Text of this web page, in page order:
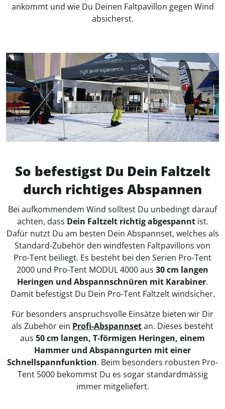
ankommt und wie Du Deinen Faltpavillon gegen Wind
absicherst.
So befestigst Du Dein Faltzelt
durch richtiges Abspannen
Bei aufkommendem Wind solltest Du unbedingt darauf
achten, dass Dein Faltzelt richtig abgespanntist.
Dafür nutzt Du am besten Dein Abspannset, welches als
Standard-Zubehör den windfesten Faltpavillons von
Pro-Tent beiliegt. Es besteht bei den Serien Pro-Tent
2000 und Pro-Tent MODUL 4000 aus 30 cm langen
Heringen und Abspannschnüren mit Karabiner.
Damit befestigst Du Dein Pro-Tent Faltzelt windsicher.
Für besonders anspruchsvolle Einsätze bieten wir Dir
als Zubehör ein Profi-Abspannsetan. Dieses besteht
aus 50 cm langen, T-förmigen Heringen, einem
Hammer und Abspanngurten mit einer
Schnellspannfunktion. Beim besonders robusten Pro-
Tent 5000 bekommst Du es sogar standardmässig
immer mitgeliefert.